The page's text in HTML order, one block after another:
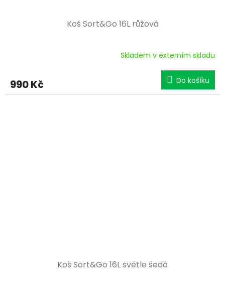
Koš Sort&Go 16L růžová
Skladem v externím skladu
990 Kč Do košíku
Koš Sort&Go 16L světle šedá